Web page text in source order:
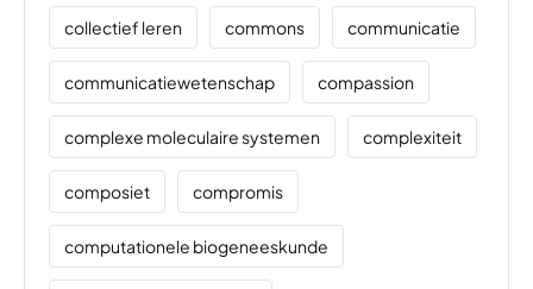
collectief leren commons communicatie
communicatiewetenschap compassion
complexe moleculaire systemen complexiteit
composiet compromis
computationele biogeneeskunde